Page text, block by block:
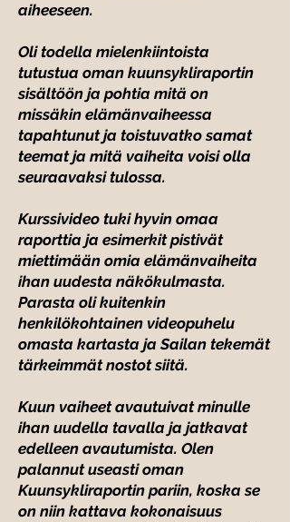
aiheeseen.
Oli todella mielenkiintoista
tutustua oman kuunsykliraportin
sisältöön ja pohtia mitä on
missäkin elämänvaiheessa
tapahtunut ja toistuvatko samat
teemat ja mitä vaiheita voisi olla
seuraavaksi tulossa.
Kurssivideo tuki hyvin omaa
raporttia ja esimerkit pistivät
miettimään omia elämänvaiheita
ihan uudesta näkökulmasta.
Parasta oli kuitenkin
henkilökohtainen videopuhelu
omasta kartasta ja Sailan tekemät
tärkeimmät nostot siitä.
Kuun vaiheet avautuivat minulle
ihan uudella tavalla ja jatkavat
edelleen avautumista. Olen
palannut useasti oman
Kuunsykliraportin pariin, koska se
on niin kattava kokonaisuus